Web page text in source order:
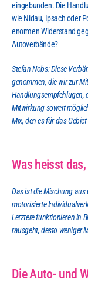
eingebunden. Die
wie Nidau, Ipsach oder
enormen Widerstand
Autoverbände?
Stefan Nobs: Diese
genommen, die wir zur
Handlungsempfehlugen,
Mitwirkung soweit
Mix, den es für das
Was heisst
Das ist die Mischung
motorisierte
Letztere funktionieren in
rausgeht, desto weniger
Die Auto- und